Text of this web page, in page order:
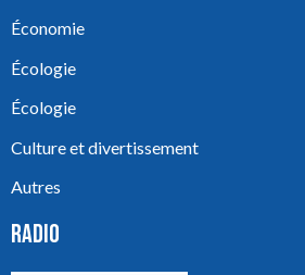
Économie
Écologie
Écologie
Culture et divertissement
Autres
RADIO